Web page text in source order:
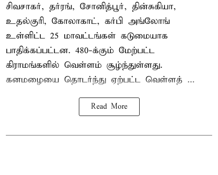
சிவசாகர், தர்ரங், சோனித்பூர், தின்சுகியா,
உதல்குரி, கோலாகாட், கர்பி அங்லோங்
உள்ளிட்ட 25 மாவட்டங்கள் கடுமையாக
பாதிக்கப்பட்டன. 480-க்கும் மேற்பட்ட
கிராமங்களில் வெள்ளம் சூழ்ந்துள்ளது.
கனமழையை தொடர்ந்து ஏற்பட்ட வெள்ளத் ...
Read More